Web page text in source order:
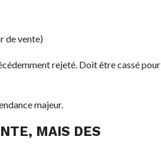
de vente)
rejeté. Doit être cassé pour
majeur.
MAIS DES